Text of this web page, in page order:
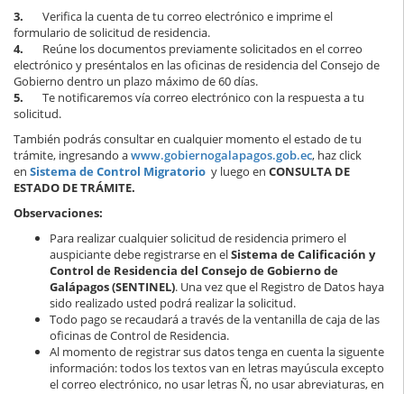
3. Verifica la cuenta de tu correo electrónico e imprime el
formulario de solicitud de residencia.
4. Reúne los documentos previamente solicitados en el correo
electrónico y preséntalos en las oficinas de residencia del Consejo de
Gobierno dentro un plazo máximo de 60 días.
5. Te notificaremos vía correo electrónico con la respuesta a tu
solicitud.
También podrás consultar en cualquier momento el estado de tu
trámite, ingresando awww.gobiernogalapagos.gob.ec, haz click
en Sistema de Control Migratorio y luego en CONSULTA DE
ESTADO DE TRÁMITE.
Observaciones:
Para realizar cualquier solicitud de residencia primero el
auspiciante debe registrarse en elSistema de Calificación y
Control de Residencia del Consejo de Gobierno de
Galápagos (SENTINEL). Una vez que el Registro de Datos haya
sido realizado usted podrá realizar la solicitud.
Todo pago se recaudará a través de la ventanilla de caja de las
oficinas de Control de Residencia.
Al momento de registrar sus datos tenga en cuenta la siguente
información: todos los textos van en letras mayúscula excepto
el correo electrónico, no usar letras Ñ, no usar abreviaturas, en